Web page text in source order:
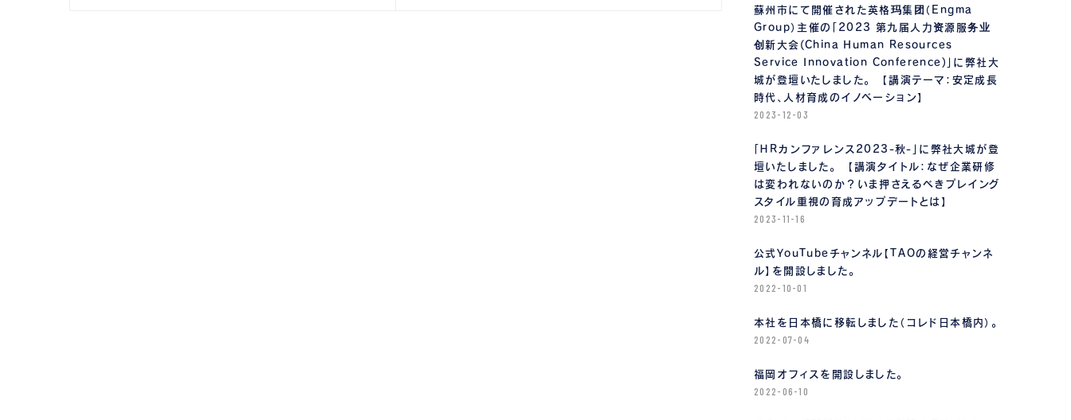
蘇州市にて開催された英格玛集团（Engma
Group）主催の「2023 第九届人力资源服务业
创新大会(China Human Resources
Service Innovation Conference)」に弊社大
城が登壇いたしました。 【講演テーマ：安定成長
時代、人材育成のイノベーション】
2023-12-03
「ＨＲカンファレンス2023-秋-」に弊社大城が登
壇いたしました。 【講演タイトル：なぜ企業研修
は変われないのか？いま押さえるべきプレイング
スタイル重視の育成アップデートとは】
2023-11-16
公式YouTubeチャンネル【TAOの経営チャンネ
ル】を開設しました。
2022-10-01
本社を日本橋に移転しました（コレド日本橋内）。
2022-07-04
福岡オフィスを開設しました。
2022-06-10